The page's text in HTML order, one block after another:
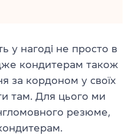
у нагоді не просто в
кондитерам також
за кордоном у своїх
там. Для цього ми
резюме,